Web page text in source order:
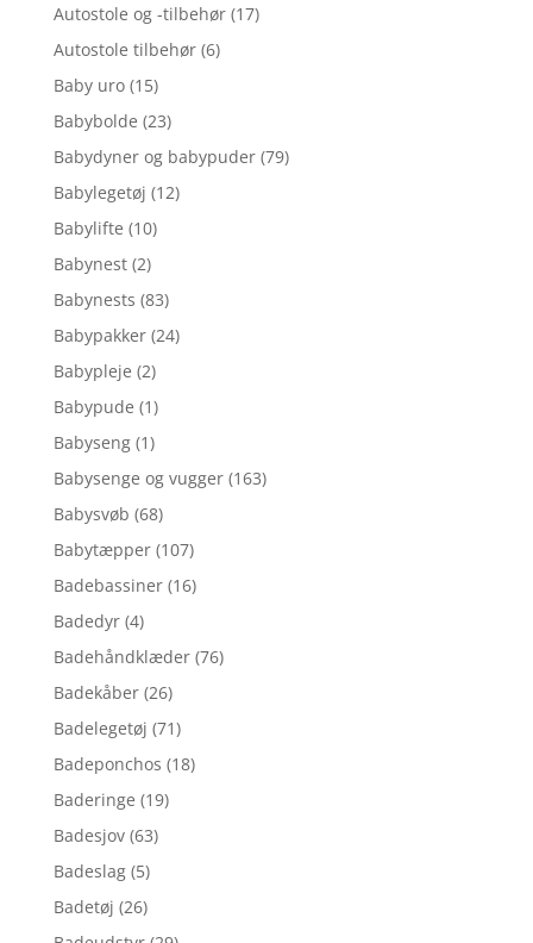
Autostole og -tilbehør (17)
Autostole tilbehør (6)
Baby uro (15)
Babybolde (23)
Babydyner og babypuder (79)
Babylegetøj (12)
Babylifte (10)
Babynest (2)
Babynests (83)
Babypakker (24)
Babypleje (2)
Babypude (1)
Babyseng (1)
Babysenge og vugger (163)
Babysvøb (68)
Babytæpper (107)
Badebassiner (16)
Badedyr (4)
Badehåndklæder (76)
Badekåber (26)
Badelegetøj (71)
Badeponchos (18)
Baderinge (19)
Badesjov (63)
Badeslag (5)
Badetøj (26)